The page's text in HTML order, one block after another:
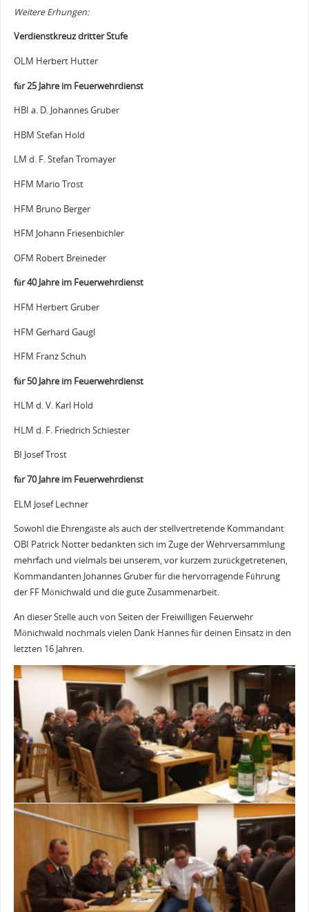
Weitere Erhungen:
Verdienstkreuz dritter Stufe
OLM Herbert Hutter
für 25 Jahre im Feuerwehrdienst
HBI a. D. Johannes Gruber
HBM Stefan Hold
LM d. F. Stefan Tromayer
HFM Mario Trost
HFM Bruno Berger
HFM Johann Friesenbichler
OFM Robert Breineder
für 40 Jahre im Feuerwehrdienst
HFM Herbert Gruber
HFM Gerhard Gaugl
HFM Franz Schuh
für 50 Jahre im Feuerwehrdienst
HLM d. V. Karl Hold
HLM d. F. Friedrich Schiester
BI Josef Trost
für 70 Jahre im Feuerwehrdienst
ELM Josef Lechner
Sowohl die Ehrengäste als auch der stellvertretende Kommandant
OBI Patrick Notter bedankten sich im Zuge der Wehrversammlung
mehrfach und vielmals bei unserem, vor kurzem zurückgetretenen,
Kommandanten Johannes Gruber für die hervorragende Führung
der FF Mönichwald und die gute Zusammenarbeit.
An dieser Stelle auch von Seiten der Freiwilligen Feuerwehr
Mönichwald nochmals vielen Dank Hannes für deinen Einsatz in den
letzten 16 Jahren.